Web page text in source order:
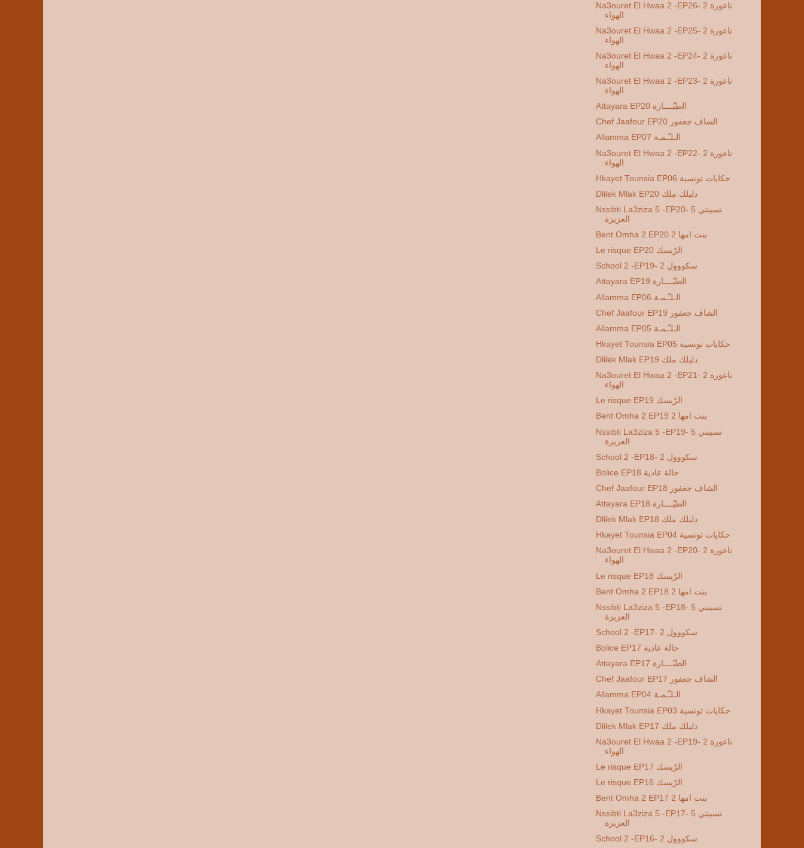
Na3ouret El Hwaa 2 -EP26- 2 ناعورة
الهواء
Na3ouret El Hwaa 2 -EP25- 2 ناعورة
الهواء
Na3ouret El Hwaa 2 -EP24- 2 ناعورة
الهواء
Na3ouret El Hwaa 2 -EP23- 2 ناعورة
الهواء
Attayara EP20 الطيّــــارة
Chef Jaafour EP20 الشاف جعفور
Allamma EP07 الـلـّـمـة
Na3ouret El Hwaa 2 -EP22- 2 ناعورة
الهواء
Hkayet Tounsia EP06 حكايات تونسية
Dlilek Mlak EP20 دليلك ملك
Nssibti La3ziza 5 -EP20- 5 نسيبتي
العزيزة
Bent Omha 2 EP20 2 بنت امها
Le risque EP20 الرّيسك
School 2 -EP19- 2 سكووول
Attayara EP19 الطيّــــارة
Allamma EP06 الـلـّـمـة
Chef Jaafour EP19 الشاف جعفور
Allamma EP05 الـلـّـمـة
Hkayet Tounsia EP05 حكايات تونسية
Dlilek Mlak EP19 دليلك ملك
Na3ouret El Hwaa 2 -EP21- 2 ناعورة
الهواء
Le risque EP19 الرّيسك
Bent Omha 2 EP19 2 بنت امها
Nssibti La3ziza 5 -EP19- 5 نسيبتي
العزيزة
School 2 -EP18- 2 سكووول
Bolice EP18 حالة عادية
Chef Jaafour EP18 الشاف جعفور
Attayara EP18 الطيّــــارة
Dlilek Mlak EP18 دليلك ملك
Hkayet Tounsia EP04 حكايات تونسية
Na3ouret El Hwaa 2 -EP20- 2 ناعورة
الهواء
Le risque EP18 الرّيسك
Bent Omha 2 EP18 2 بنت امها
Nssibti La3ziza 5 -EP18- 5 نسيبتي
العزيزة
School 2 -EP17- 2 سكووول
Bolice EP17 حالة عادية
Attayara EP17 الطيّــــارة
Chef Jaafour EP17 الشاف جعفور
Allamma EP04 الـلـّـمـة
Hkayet Tounsia EP03 حكايات تونسية
Dlilek Mlak EP17 دليلك ملك
Na3ouret El Hwaa 2 -EP19- 2 ناعورة
الهواء
Le risque EP17 الرّيسك
Le risque EP16 الرّيسك
Bent Omha 2 EP17 2 بنت امها
Nssibti La3ziza 5 -EP17- 5 نسيبتي
العزيزة
School 2 -EP16- 2 سكووول